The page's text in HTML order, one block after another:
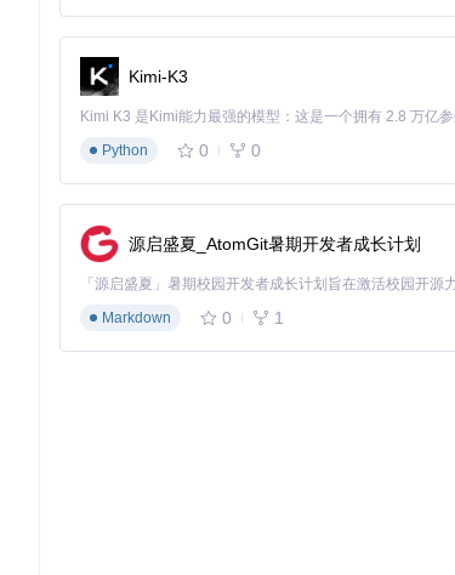
exhentai-manga-manager通过技术创新重新定义
统。通过开放API和模块化设计，开发者可基于现
现的体验升级。随着数字阅读需求的增长，这种技
ger正在重塑漫画收藏的数字化管理方式，为漫画爱
Kimi-K3
Python
0 0
源启盛夏_AtomGit暑期开发者成长计划
Markdown
0 1